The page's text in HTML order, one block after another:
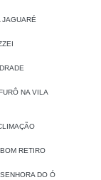
JAGUARÉ
NA VILA
RETIRO
DO Ó